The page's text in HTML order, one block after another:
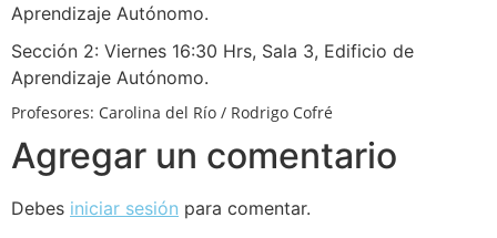
Aprendizaje Autónomo.
Sección 2: Viernes 16:30 Hrs, Sala 3, Edificio de
Aprendizaje Autónomo.
Profesores: Carolina del Río / Rodrigo Cofré
Agregar un comentario
Debes iniciar sesión para comentar.